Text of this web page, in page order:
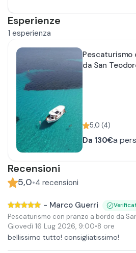
Esperienze
1 esperienza
Pescaturismo
da San
5,0 (4)
Da 130€a
Recensioni
5,0•4 recensioni
- Marco Guerri
Pescaturismo con pranzo a bordo da
Giovedì 16 Lug 2026, 9:00•8 ore
bellissimo tutto! consigliatissimo!